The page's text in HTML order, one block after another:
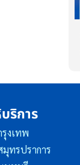
ริการ
งเทพ
ทรปราการ